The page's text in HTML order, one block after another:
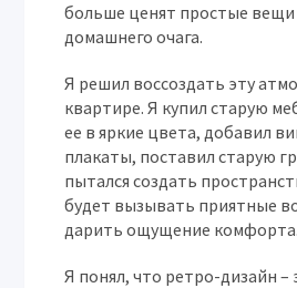
больше ценят простые вещи
домашнего очага.
Я решил воссоздать эту
квартире. Я купил старую
ее в яркие цвета, добавил
плакаты, поставил старую
пытался создать
будет вызывать приятные
дарить ощущение комфорта.
Я понял, что ретро-дизайн –